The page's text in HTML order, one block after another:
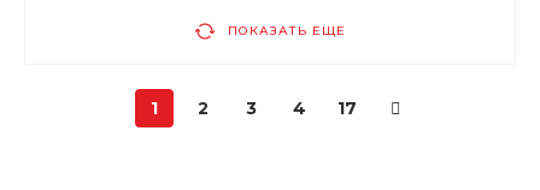
ПОКАЗАТЬ ЕЩЕ
1 2 3 4 17